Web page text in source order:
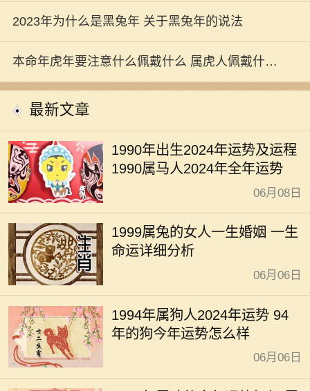
2023年为什么是黑兔年 关于黑兔年的说法
本命年虎年要注意什么佩戴什么 属虎人佩戴什么
开运
最新文章
1990年出生2024年运势及运程
1990属马人2024年全年运势
06月08日
1999属兔的女人一生婚姻 一生
命运详细分析
06月06日
1994年属狗人2024年运势 94
年的狗今年运势怎么样
06月06日